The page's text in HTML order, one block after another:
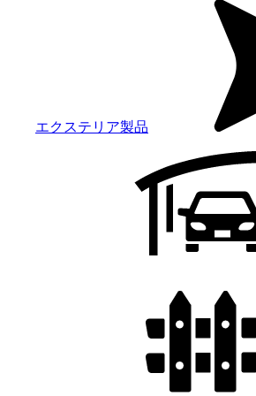
エクステリア製品